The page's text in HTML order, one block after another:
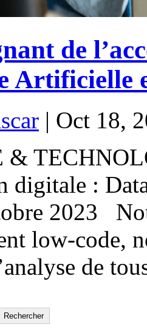
de
Artificielle
| Oct 18,
&
digitale :
2023
low-code,
de
Rechercher